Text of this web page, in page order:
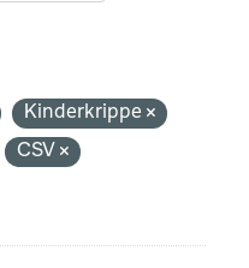
Kinderkrippe
CSV